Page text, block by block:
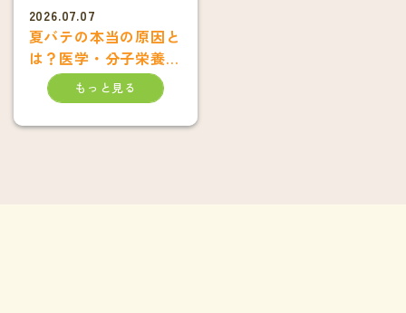
2026.07.07
夏バテの本当の原因と
は？医学・分子栄養学
から考える疲れに負け
ない体のつくり方
もっと見る